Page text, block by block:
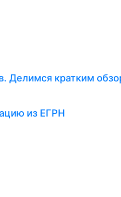
Делимся кратким
из ЕГРН